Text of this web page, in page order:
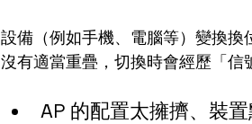
設備（例如手機、電腦等）變換換
沒有適當重疊，切換時會經歷「信
AP 的配置太擁擠、裝置